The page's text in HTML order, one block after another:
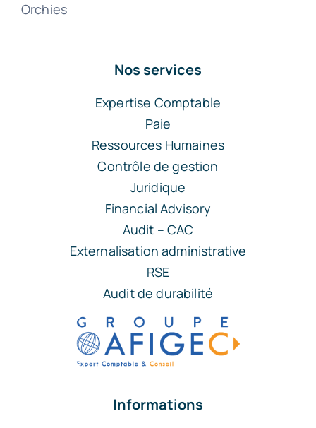
Orchies
Nos services
Expertise Comptable
Paie
Ressources Humaines
Contrôle de gestion
Juridique
Financial Advisory
Audit – CAC
Externalisation administrative
RSE
Audit de durabilité
Informations